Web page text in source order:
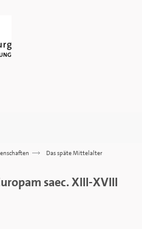
>>> Das späte Mittelalter
saec. XIII-XVIII